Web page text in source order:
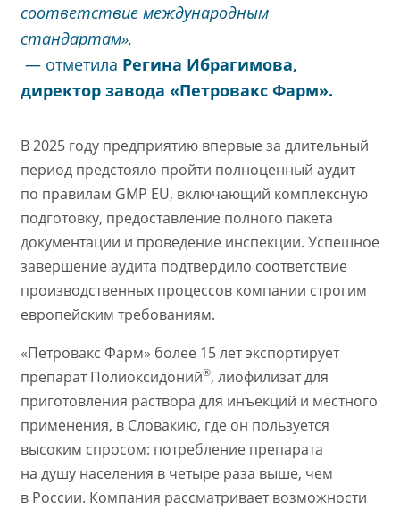
соответствие международным
стандартам»,
— отметила Регина Ибрагимова,
директор завода «Петровакс Фарм».
В 2025 году предприятию впервые за длительный
период предстояло пройти полноценный аудит
по правилам GMP EU, включающий комплексную
подготовку, предоставление полного пакета
документации и проведение инспекции. Успешное
завершение аудита подтвердило соответствие
производственных процессов компании строгим
европейским требованиям.
«Петровакс Фарм» более 15 лет экспортирует
препарат Полиоксидоний®, лиофилизат для
приготовления раствора для инъекций и местного
применения, в Словакию, где он пользуется
высоким спросом: потребление препарата
на душу населения в четыре раза выше, чем
в России. Компания рассматривает возможности